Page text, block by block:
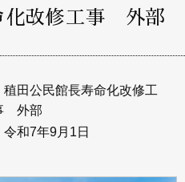
化改修工事 外部
田公民館長寿命化改修工
外部
和7年9月1日